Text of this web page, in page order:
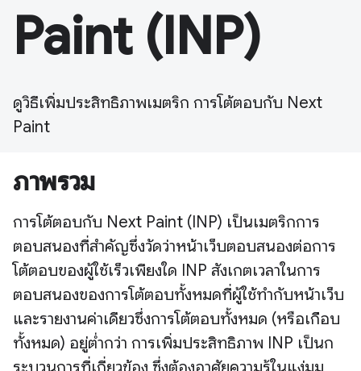
Paint (INP)
ดูวิธีเพิ่มประสิทธิภาพเมตริก การโต้ตอบกับ Next
Paint
ภาพรวม
การโต้ตอบกับ Next Paint (INP) เป็นเมตริกการ
ตอบสนองที่สำคัญซึ่งวัดว่าหน้าเว็บตอบสนองต่อการ
โต้ตอบของผู้ใช้เร็วเพียงใด INP สังเกตเวลาในการ
ตอบสนองของการโต้ตอบทั้งหมดที่ผู้ใช้ทำกับหน้าเว็บ
และรายงานค่าเดียวซึ่งการโต้ตอบทั้งหมด (หรือเกือบ
ทั้งหมด) อยู่ต่ำกว่า การเพิ่มประสิทธิภาพ INP เป็นก